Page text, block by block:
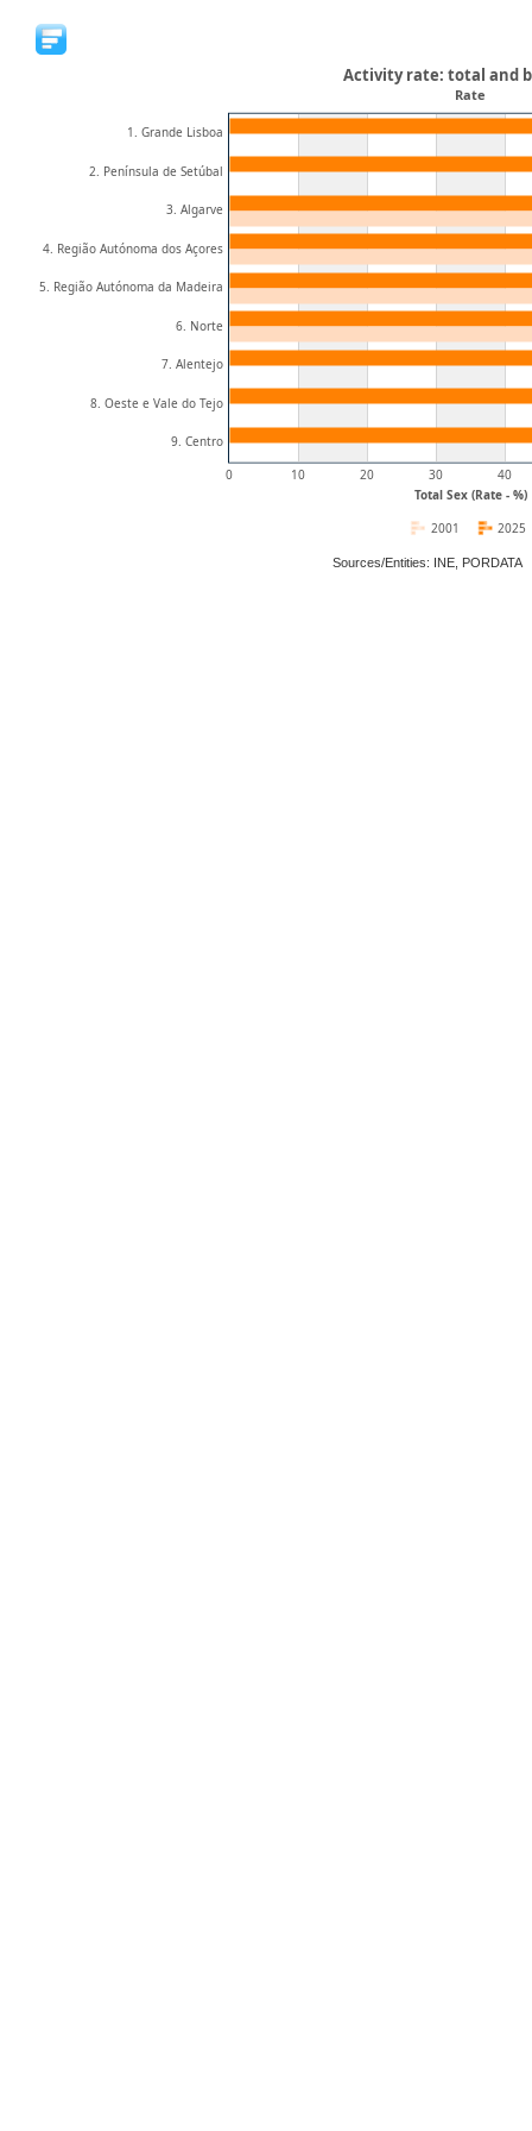
Total Sex (Rate - %)
0 10 20 30 40
1. Grande Lisboa
2. Península de Setúbal
3. Algarve
4. Região Autónoma dos Açores
5. Região Autónoma da Madeira
6. Norte
7. Alentejo
8. Oeste e Vale do Tejo
9. Centro
Activity rate: total and
Rate
2025
2001
Sources/Entities: INE, PORDATA